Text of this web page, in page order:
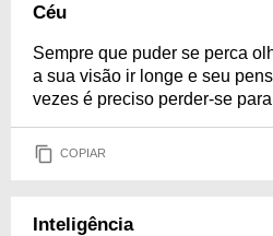
Céu
Sempre que puder se perca
a sua visão ir longe e seu
vezes é preciso perder-se
COPIAR
Inteligência